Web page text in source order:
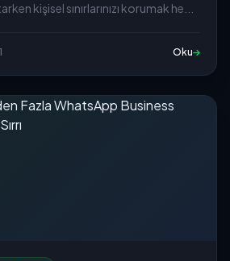
kişisel sınırlarınızı korumak he...
Oku